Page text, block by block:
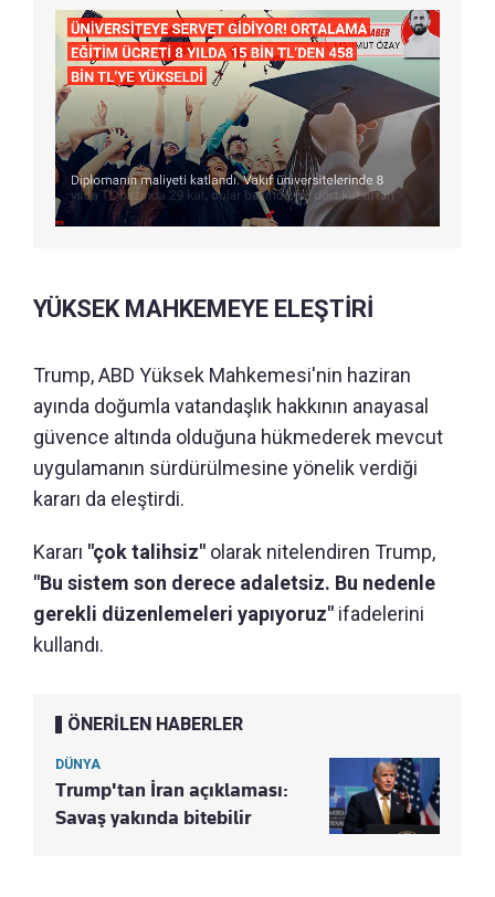
YÜKSEK MAHKEMEYE ELEŞTİRİ
Trump, ABD Yüksek Mahkemesi'nin haziran
ayında doğumla vatandaşlık hakkının anayasal
güvence altında olduğuna hükmederek mevcut
uygulamanın sürdürülmesine yönelik verdiği
kararı da eleştirdi.
Kararı "çok talihsiz" olarak nitelendiren Trump,
"Bu sistem son derece adaletsiz. Bu nedenle
gerekli düzenlemeleri yapıyoruz" ifadelerini
kullandı.
ÖNERİLEN HABERLER
DÜNYA
Trump'tan İran açıklaması:
Savaş yakında bitebilir